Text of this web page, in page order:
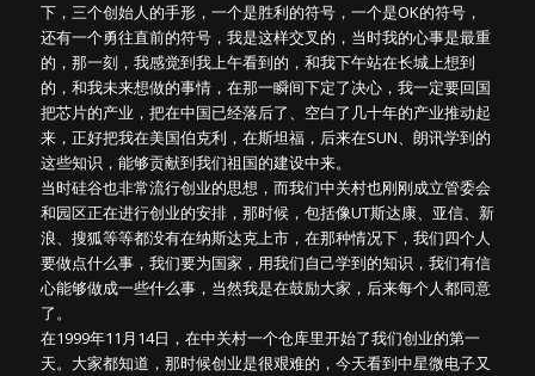
下，三个创始人的手形，一个是胜利的符号，一个是OK的符号，
还有一个勇往直前的符号，我是这样交叉的，当时我的心事是最重
的，那一刻，我感觉到我上午看到的，和我下午站在长城上想到
的，和我未来想做的事情，在那一瞬间下定了决心，我一定要回国
把芯片的产业，把在中国已经落后了、空白了几十年的产业推动起
来，正好把我在美国伯克利，在斯坦福，后来在SUN、朗讯学到的
这些知识，能够贡献到我们祖国的建设中来。
当时硅谷也非常流行创业的思想，而我们中关村也刚刚成立管委会
和园区正在进行创业的安排，那时候，包括像UT斯达康、亚信、新
浪、搜狐等等都没有在纳斯达克上市，在那种情况下，我们四个人
要做点什么事，我们要为国家，用我们自己学到的知识，我们有信
心能够做成一些什么事，当然我是在鼓励大家，后来每个人都同意
了。
在1999年11月14日，在中关村一个仓库里开始了我们创业的第一
天。大家都知道，那时候创业是很艰难的，今天看到中星微电子又